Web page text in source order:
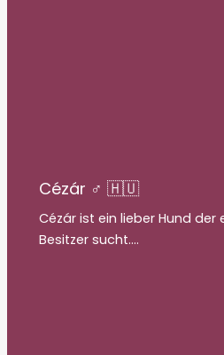
Cézár ♂ 🇭🇺
Cézár ist ein lieber Hund der
Besitzer sucht.…